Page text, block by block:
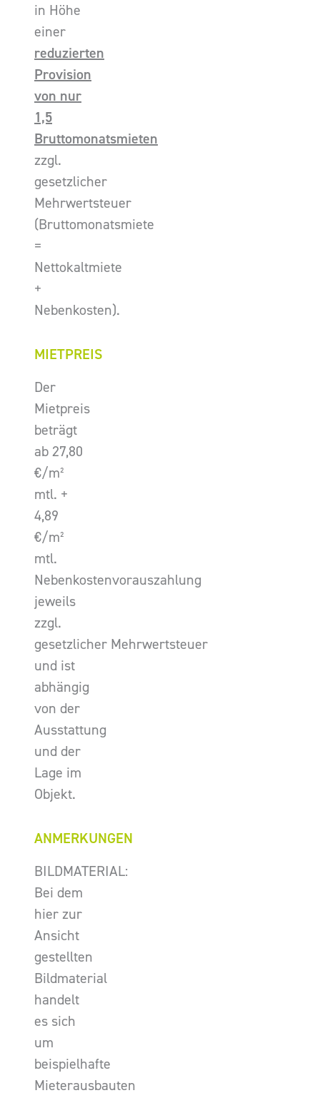
in Höhe
einer
reduzierten
Provision
von nur
1,5
Bruttomonatsmieten
zzgl.
gesetzlicher
Mehrwertsteuer
(Bruttomonatsmiete
=
Nettokaltmiete
+
Nebenkosten).
MIETPREIS
Der
Mietpreis
beträgt
ab 27,80
€/m²
mtl. +
4,89
€/m²
mtl.
Nebenkostenvorauszahlung
jeweils
zzgl.
gesetzlicher Mehrwertsteuer
und ist
abhängig
von der
Ausstattung
und der
Lage im
Objekt.
ANMERKUNGEN
BILDMATERIAL:
Bei dem
hier zur
Ansicht
gestellten
Bildmaterial
handelt
es sich
um
beispielhafte
Mieterausbauten